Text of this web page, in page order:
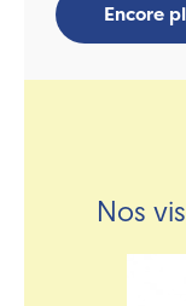
Encore
Nos